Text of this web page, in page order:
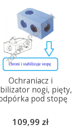
Ochraniacz i
nogi, pięty,
pod stopę
109,99 zł